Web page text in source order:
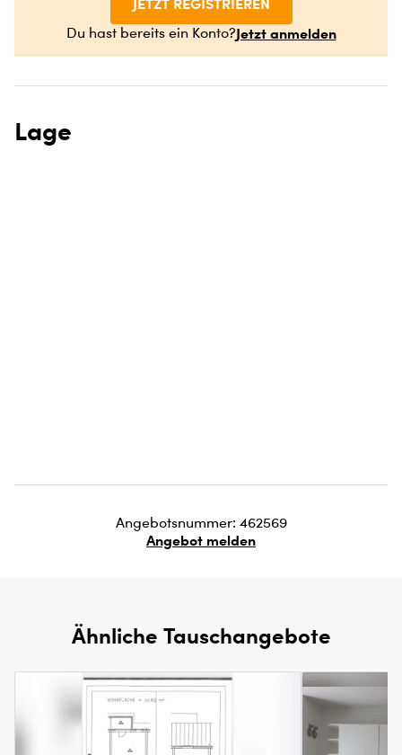
Du hast bereits ein Konto?Jetzt anmelden
Lage
Angebotsnummer: 462569
Angebot melden
Ähnliche Tauschangebote